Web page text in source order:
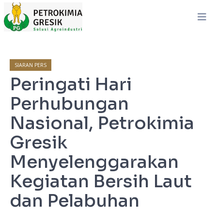
SIARAN PERS
Peringati Hari
Perhubungan
Nasional, Petrokimia
Gresik
Menyelenggarakan
Kegiatan Bersih Laut
dan Pelabuhan